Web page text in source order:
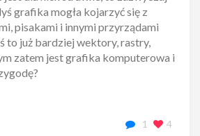
grafika mogła kojarzyć się z
pisakami i innymi przyrządami
to już bardziej wektory, rastry,
zatem jest grafika komputerowa i
1 4